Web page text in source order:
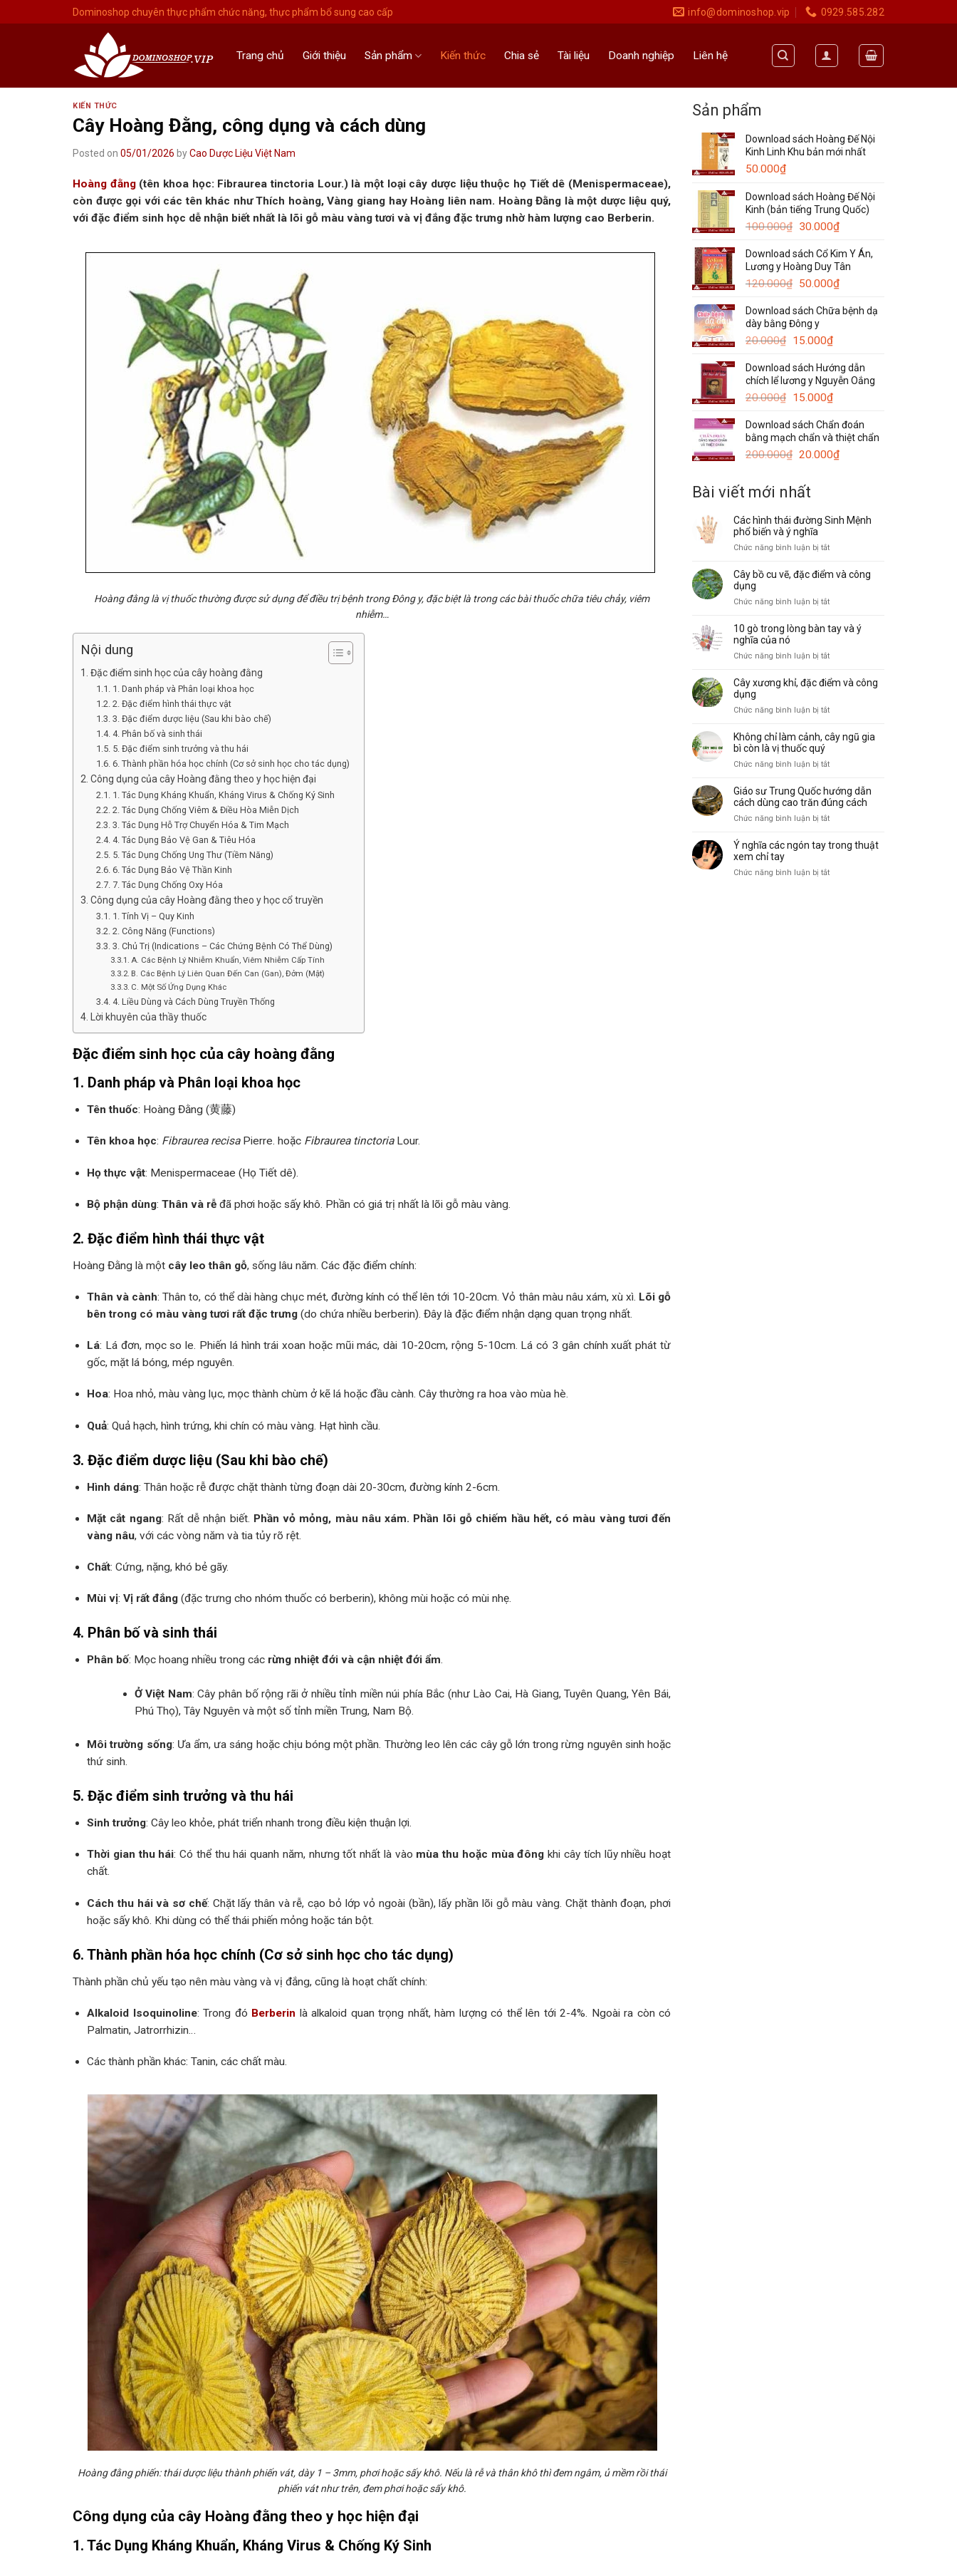
to
Dominoshop chuyên thực phẩm chức năng, thực phẩm bổ sung cao cấp info@dominoshop.vip 0929.585.282
Trang chủ Giới thiệu Sản phẩm Kiến thức Chia sẻ Tài liệu Doanh nghiệp Liên hệ
KIẾN THỨC
Cây Hoàng Đằng, công dụng và cách dùng
Posted on 05/01/2026 byCao Dược Liệu Việt Nam
Hoàng đằng(tên khoa học: Fibraurea tinctoria Lour.) là một loại cây dược liệu thuộc họ Tiết dê (Menispermaceae),
còn được gọi với các tên khác như Thích hoàng, Vàng giang hay Hoàng liên nam. Hoàng Đằng là một dược liệu quý,
với đặc điểm sinh học dễ nhận biết nhất là lõi gỗ màu vàng tươi và vị đắng đặc trưng nhờ hàm lượng cao Berberin.
Hoàng đằng là vị thuốc thường được sử dụng để điều trị bệnh trong Đông y, đặc biệt là trong các bài thuốc chữa tiêu chảy, viêm
nhiễm…
Nội dung
Đặc điểm sinh học của cây hoàng đằng
1. Danh pháp và Phân loại khoa học
2. Đặc điểm hình thái thực vật
3. Đặc điểm dược liệu (Sau khi bào chế)
4. Phân bố và sinh thái
5. Đặc điểm sinh trưởng và thu hái
6. Thành phần hóa học chính (Cơ sở sinh học cho tác dụng)
Công dụng của cây Hoàng đằng theo y học hiện đại
1. Tác Dụng Kháng Khuẩn, Kháng Virus & Chống Ký Sinh
2. Tác Dụng Chống Viêm & Điều Hòa Miễn Dịch
3. Tác Dụng Hỗ Trợ Chuyển Hóa & Tim Mạch
4. Tác Dụng Bảo Vệ Gan & Tiêu Hóa
5. Tác Dụng Chống Ung Thư (Tiềm Năng)
6. Tác Dụng Bảo Vệ Thần Kinh
7. Tác Dụng Chống Oxy Hóa
Công dụng của cây Hoàng đằng theo y học cổ truyền
1. Tính Vị – Quy Kinh
2. Công Năng (Functions)
3. Chủ Trị (Indications – Các Chứng Bệnh Có Thể Dùng)
A. Các Bệnh Lý Nhiễm Khuẩn, Viêm Nhiễm Cấp Tính
B. Các Bệnh Lý Liên Quan Đến Can (Gan), Đởm (Mật)
C. Một Số Ứng Dụng Khác
4. Liều Dùng và Cách Dùng Truyền Thống
Lời khuyên của thầy thuốc
Đặc điểm sinh học của cây hoàng đằng
1. Danh pháp và Phân loại khoa học
Tên thuốc: Hoàng Đằng (黄藤)
Tên khoa học: Fibraurea recisaPierre. hoặc Fibraurea tinctoriaLour.
Họ thực vật: Menispermaceae (Họ Tiết dê).
Bộ phận dùng:Thân và rễ đã phơi hoặc sấy khô. Phần có giá trị nhất là lõi gỗ màu vàng.
2. Đặc điểm hình thái thực vật
Hoàng Đằng là một cây leo thân gỗ, sống lâu năm. Các đặc điểm chính:
Thân và cành: Thân to, có thể dài hàng chục mét, đường kính có thể lên tới 10-20cm. Vỏ thân màu nâu xám, xù xì. Lõi gỗ
bên trong có màu vàng tươi rất đặc trưng (do chứa nhiều berberin). Đây là đặc điểm nhận dạng quan trọng nhất.
Lá: Lá đơn, mọc so le. Phiến lá hình trái xoan hoặc mũi mác, dài 10-20cm, rộng 5-10cm. Lá có 3 gân chính xuất phát từ
gốc, mặt lá bóng, mép nguyên.
Hoa: Hoa nhỏ, màu vàng lục, mọc thành chùm ở kẽ lá hoặc đầu cành. Cây thường ra hoa vào mùa hè.
Quả: Quả hạch, hình trứng, khi chín có màu vàng. Hạt hình cầu.
3. Đặc điểm dược liệu (Sau khi bào chế)
Hình dáng: Thân hoặc rễ được chặt thành từng đoạn dài 20-30cm, đường kính 2-6cm.
Mặt cắt ngang: Rất dễ nhận biết. Phần vỏ mỏng, màu nâu xám. Phần lõi gỗ chiếm hầu hết, có màu vàng tươi đến
vàng nâu, với các vòng năm và tia tủy rõ rệt.
Chất: Cứng, nặng, khó bẻ gãy.
Mùi vị:Vị rất đắng (đặc trưng cho nhóm thuốc có berberin), không mùi hoặc có mùi nhẹ.
4. Phân bố và sinh thái
Phân bố: Mọc hoang nhiều trong các rừng nhiệt đới và cận nhiệt đới ẩm.
Ở Việt Nam: Cây phân bố rộng rãi ở nhiều tỉnh miền núi phía Bắc (như Lào Cai, Hà Giang, Tuyên Quang, Yên Bái,
Phú Thọ), Tây Nguyên và một số tỉnh miền Trung, Nam Bộ.
Môi trường sống: Ưa ẩm, ưa sáng hoặc chịu bóng một phần. Thường leo lên các cây gỗ lớn trong rừng nguyên sinh hoặc
thứ sinh.
5. Đặc điểm sinh trưởng và thu hái
Sinh trưởng: Cây leo khỏe, phát triển nhanh trong điều kiện thuận lợi.
Thời gian thu hái: Có thể thu hái quanh năm, nhưng tốt nhất là vào mùa thu hoặc mùa đông khi cây tích lũy nhiều hoạt
chất.
Cách thu hái và sơ chế: Chặt lấy thân và rễ, cạo bỏ lớp vỏ ngoài (bần), lấy phần lõi gỗ màu vàng. Chặt thành đoạn, phơi
hoặc sấy khô. Khi dùng có thể thái phiến mỏng hoặc tán bột.
6. Thành phần hóa học chính (Cơ sở sinh học cho tác dụng)
Thành phần chủ yếu tạo nên màu vàng và vị đắng, cũng là hoạt chất chính:
Alkaloid Isoquinoline: Trong đó Berberin là alkaloid quan trọng nhất, hàm lượng có thể lên tới 2-4%. Ngoài ra còn có
Palmatin, Jatrorrhizin…
Các thành phần khác: Tanin, các chất màu.
Hoàng đằng phiến: thái dược liệu thành phiến vát, dày 1 – 3mm, phơi hoặc sấy khô. Nếu là rễ và thân khô thì đem ngâm, ủ mềm rồi thái
phiến vát như trên, đem phơi hoặc sấy khô.
Công dụng của cây Hoàng đằng theo y học hiện đại
1. Tác Dụng Kháng Khuẩn, Kháng Virus & Chống Ký Sinh
Sản phẩm
Download sách Hoàng Đế Nội
Kinh Linh Khu bản mới nhất
50.000₫
Download sách Hoàng Đế Nội
Kinh (bản tiếng Trung Quốc)
100.000₫ Giá
là:
100.000₫.
30.000₫Giá
tại
là:
30.000₫.
Download sách Cổ Kim Y Án,
Lương y Hoàng Duy Tân
120.000₫ Giá
là:
120.000₫.
50.000₫Giá
tại
Download sách Chữa bệnh dạ
dày bằng Đông y
20.000₫ Giá
là:
20.000₫.
15.000₫Giá
tại
là:
15.000₫.
Download sách Hướng dẫn
chích lể lương y Nguyễn Oắng
20.000₫ Giá
là:
20.000₫.
15.000₫Giá
tại
là:
15.000₫.
Download sách Chẩn đoán
bằng mạch chẩn và thiệt chẩn
200.000₫ Giá
là:
200.000₫.
20.000₫Giá
Bài viết mới nhất
Các hình thái đường Sinh Mệnh
phổ biến và ý nghĩa
Chức năng bình luận bị tắtở
hình
phổ
và
nghĩa
Cây bồ cu vẽ, đặc điểm và công
dụng
Chức năng bình luận bị tắtở
bồ
và
dụng
10 gò trong lòng bàn tay và ý
nghĩa của nó
Chức năng bình luận bị tắtở
gò
và
nghĩa
nó
Cây xương khỉ, đặc điểm và công
dụng
Chức năng bình luận bị tắtở
xương
công
dụng
Không chỉ làm cảnh, cây ngũ gia
bì còn là vị thuốc quý
Chức năng bình luận bị tắtở
chỉ
làm
gia
còn
Giáo sư Trung Quốc hướng dẫn
cách dùng cao trăn đúng cách
Chức năng bình luận bị tắtở
sư
Ý nghĩa các ngón tay trong thuật
xem chỉ tay
Chức năng bình luận bị tắtở